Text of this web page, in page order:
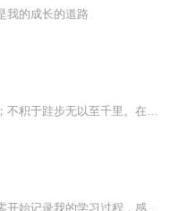
我的成长的道路